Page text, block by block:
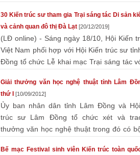
30 Kiến trúc sư tham gia Trại sáng tác Di sản
và cảnh quan đô thị Đà Lạt [20/12/2019]
(LĐ online) - Sáng ngày 18/10, Hội Kiến
Việt Nam phối hợp với Hội Kiến trúc sư
Đồng tổ chức Lễ khai mạc Trại sáng tác
Giải thưởng văn học nghệ thuật tỉnh Lâm
thứ I [10/09/2012]
Ủy ban nhân dân tỉnh Lâm Đồng và
trúc sư Lâm Đồng tổ chức xét và
thưởng văn học nghệ thuật trong đó có
Bế mạc Festival sinh viên Kiến trúc toàn